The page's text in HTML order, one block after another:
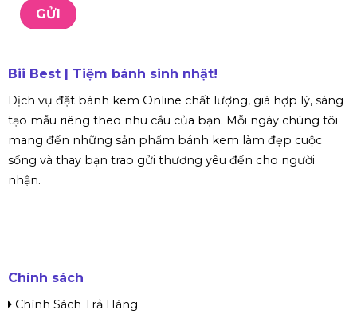
Bii Best | Tiệm bánh sinh nhật!
Dịch vụ đặt bánh kem Online chất lượng, giá hợp lý, sáng
tạo mẫu riêng theo nhu cầu của bạn. Mỗi ngày chúng tôi
mang đến những sản phẩm bánh kem làm đẹp cuộc
sống và thay bạn trao gửi thương yêu đến cho người
nhận.
Chính sách
Chính Sách Trả Hàng